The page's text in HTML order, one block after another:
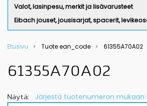
Valot, lasinpesu, merkit ja lisävarusteet
Eibach jouset, jousisarjat, spacerit,
Etusivu Tuote ean_code 61355A70A02
61355A70A02
Näytä: